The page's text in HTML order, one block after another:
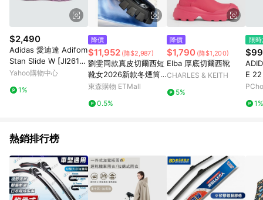
殊活動時開放「回饋無上限」)，以同一訂單中同一商品不論件數
計算，並依訂單成立時間當下LINE購物所設定的回饋機制為準。
8. LINE購物為購物資訊整合性平台，商品資料更新會有時間差，
如顯示之商品規格、顏色、價位、贈品與東森購物ETMall銷售網
頁不符，以銷售網頁標示為準。 9. 若有贈點爭議，請務必於訂單
日期+180天以內至LINE購物客服洽詢；若超過180天(含)以上進
行申訴，恕無法贈點回饋。 10. 部分點數紅包僅限指定商品使
用，或不適用於無回饋商品。各點數紅包之適用商品與使用條件
請依點數紅包頁面規則為準。
$2,490
Adidas 愛迪達 Adifom
Stan Slide W [JI2613]
女 運動拖鞋 涼拖鞋 厚
Yahoo購物中心
1%
降價
$11,952 (降$2,987)
劉雯同款真皮切爾西短
靴女2026新款冬煙筒
松糕厚底增高馬丁靴加
東森購物 ETMall
0.5%
降價
$1,790 (降$1,200)
Elba 厚底切爾西靴
CHARLES & KEITH
5%
限
E
運
1%
熱銷排行榜